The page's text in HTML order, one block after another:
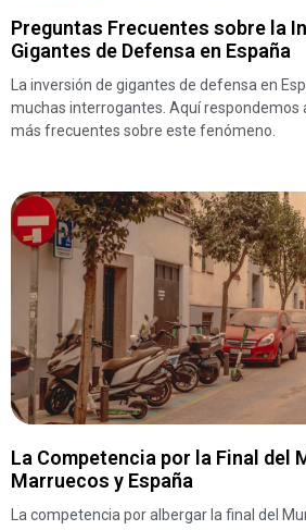
Preguntas Frecuentes sobre la
Gigantes de Defensa en España
La inversión de gigantes de defensa en
muchas interrogantes. Aquí respondemos
más frecuentes sobre este fenómeno.
La Competencia por la Final del
Marruecos y España
La competencia por albergar la final del